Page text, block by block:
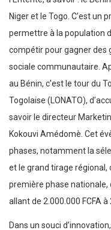
Niger et le Togo. C’est un
permettre à la population
compétir pour gagner des
sociale communautaire.
au Bénin, c’est le tour du
Togolaise (LONATO),
savoir le directeur
Kokouvi Amédomè. Cet
phases, notamment la
et le grand tirage régional,
première phase
allant de 2.000.000 FCFA à
Dans un souci